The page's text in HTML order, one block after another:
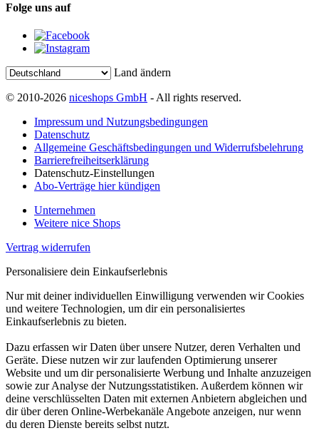
Folge uns auf
Land ändern
© 2010-2026 niceshops GmbH - All rights reserved.
Impressum und Nutzungsbedingungen
Datenschutz
Allgemeine Geschäftsbedingungen und Widerrufsbelehrung
Barrierefreiheitserklärung
Datenschutz-Einstellungen
Abo-Verträge hier kündigen
Unternehmen
Weitere nice Shops
Vertrag widerrufen
Personalisiere dein Einkaufserlebnis
Nur mit deiner individuellen Einwilligung verwenden wir Cookies
und weitere Technologien, um dir ein personalisiertes
Einkaufserlebnis zu bieten.
Dazu erfassen wir Daten über unsere Nutzer, deren Verhalten und
Geräte. Diese nutzen wir zur laufenden Optimierung unserer
Website und um dir personalisierte Werbung und Inhalte anzuzeigen
sowie zur Analyse der Nutzungsstatistiken. Außerdem können wir
deine verschlüsselten Daten mit externen Anbietern abgleichen und
dir über deren Online-Werbekanäle Angebote anzeigen, nur wenn
du deren Dienste bereits selbst nutzt.